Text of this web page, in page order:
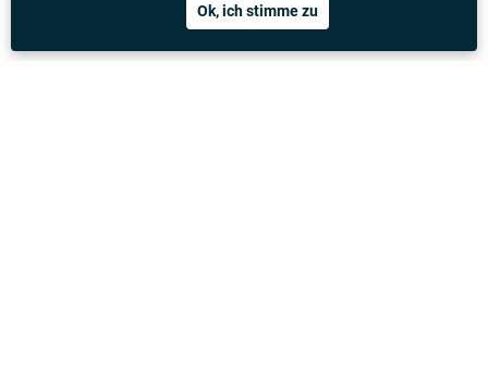
Ok, ich stimme zu